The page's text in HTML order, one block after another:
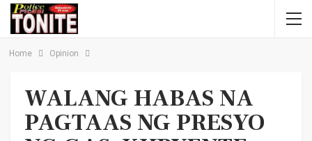
Home Opinion
WALANG HABAS NA
PAGTAAS NG PRESYO